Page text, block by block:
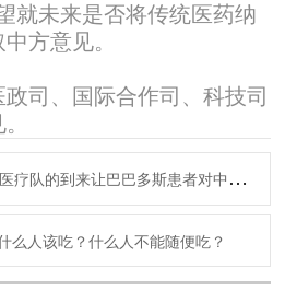
就未来是否将传统医药纳
方意见。
司、国际合作司、科技司
到来让巴巴多斯患者对中医疗法由“怕”到“爱”
么人该吃？什么人不能随便吃？